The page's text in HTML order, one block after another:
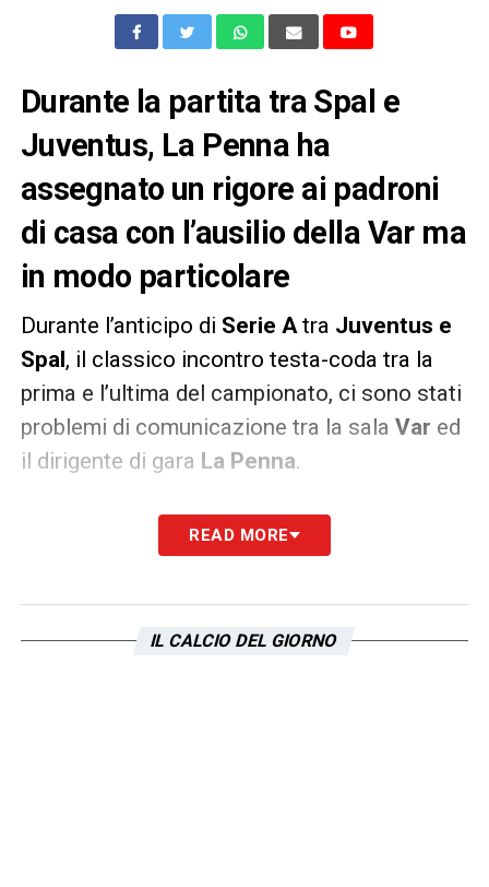
Durante la partita tra Spal e
Juventus, La Penna ha
assegnato un rigore ai padroni
di casa con l’ausilio della Var ma
in modo particolare
Durante l’anticipo di Serie Atra Juventus e
Spal, il classico incontro testa-coda tra la
prima e l’ultima del campionato, ci sono stati
problemi di comunicazione tra la sala Var ed
il dirigente di gara La Penna.
è entrato in modo scomposto
ma l’arbitro non concede il
Romaperchè secondo i colleghi il
READ MORE
IL CALCIO DEL GIORNO